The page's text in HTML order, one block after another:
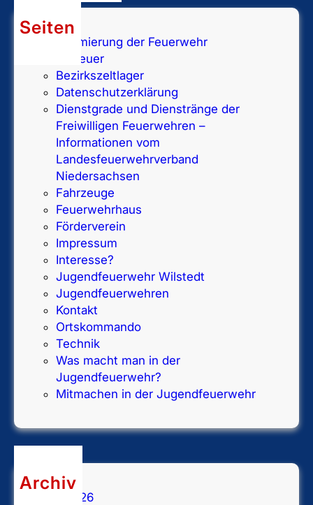
Seiten
Alarmierung der Feuerwehr
Betreuer
Bezirkszeltlager
Datenschutzerklärung
Dienstgrade und Dienstränge der
Freiwilligen Feuerwehren –
Informationen vom
Landesfeuerwehrverband
Niedersachsen
Fahrzeuge
Feuerwehrhaus
Förderverein
Impressum
Interesse?
Jugendfeuerwehr Wilstedt
Jugendfeuerwehren
Kontakt
Ortskommando
Technik
Was macht man in der
Jugendfeuerwehr?
Mitmachen in der Jugendfeuerwehr
Archiv
Juli 2026